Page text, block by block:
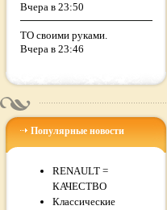
Вчера в 23:50
ТО своими руками.
Вчера в 23:46
Популярные новости
RENAULT =
КАЧЕСТВО
Классические